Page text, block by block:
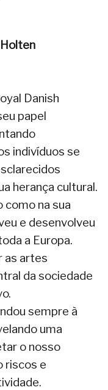
Danish
papel
indivíduos se
herança cultural.
na sua
e desenvolveu
a Europa.
as artes
da sociedade
sempre à
uma
o nosso
riscos e